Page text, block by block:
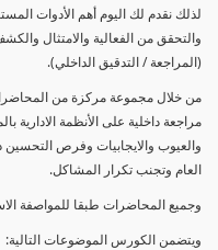
لذلك نقدم لك اليوم أهم الأدوات
والتحقق من الفعالية والامتثال
(المراجعة / التدقيق الداخلي).
من خلال مجموعة مركزة من
مراجعة داخلية على الأنظمة
والعيوب والايجابيات وفرص التحسين
العام وتجنب تكرار المشاكل.
وجميع المحاضرات طبقا للمواصفة الاسترشادية
ويتضمن الكورس الموضوعات التالية: